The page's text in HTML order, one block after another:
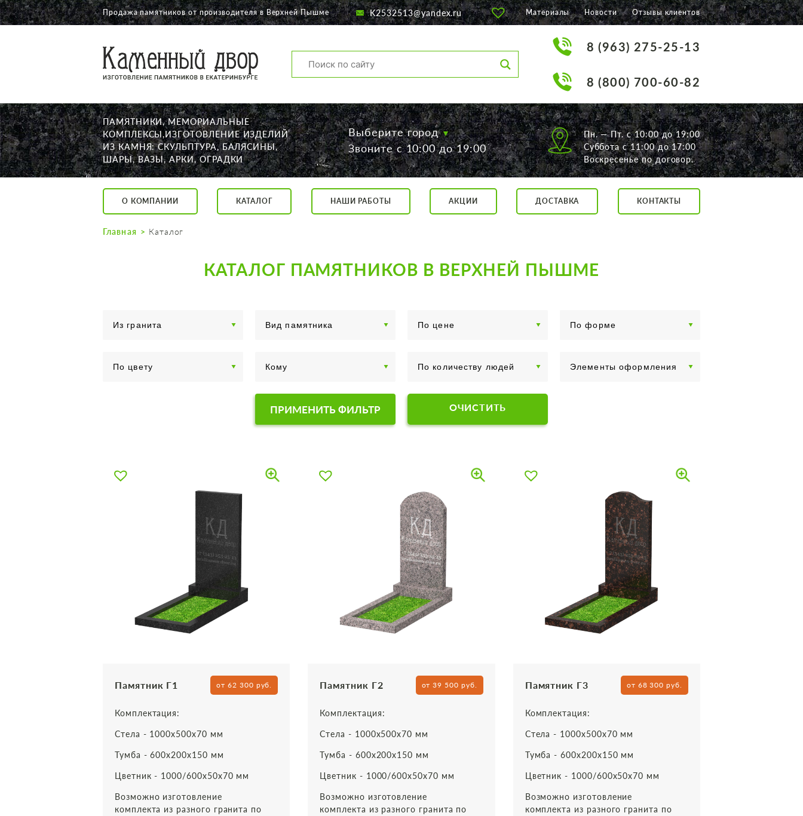
О КОМПАНИИ
КАТАЛОГ
НАШИ РАБОТЫ
АКЦИИ
ДОСТАВКА
КОНТАКТЫ
K2532513@yandex.ru
Екатеринбург, Щорса, 56
Продажа памятников от производителя в Верхней Пышме K2532513@yandex.ru Материалы Новости Отзывы клиентов
8 (963) 275-25-13
8 (800) 700-60-82
ПАМЯТНИКИ, МЕМОРИАЛЬНЫЕ
КОМПЛЕКСЫ,ИЗГОТОВЛЕНИЕ ИЗДЕЛИЙ
ИЗ КАМНЯ: СКУЛЬПТУРА, БАЛЯСИНЫ,
ШАРЫ, ВАЗЫ, АРКИ, ОГРАДКИ
Выберите город
Звоните с 10:00 до 19:00
Пн. — Пт. с 10:00 до 19:00
Суббота с 11:00 до 17:00
Воскресенье по договор.
О КОМПАНИИ КАТАЛОГ НАШИ РАБОТЫ АКЦИИ ДОСТАВКА КОНТАКТЫ
Главная Каталог
КАТАЛОГ ПАМЯТНИКОВ В ВЕРХНЕЙ ПЫШМЕ
ПРИМЕНИТЬ ФИЛЬТР ОЧИСТИТЬ
Памятник Г1 от 62 300 руб.
Комплектация:
Стела - 1000х500х70 мм
Тумба - 600х200х150 мм
Цветник - 1000/600х50х70 мм
Возможно изготовление
комплекта из разного гранита по
Памятник Г2 от 39 500 руб.
Комплектация:
Стела - 1000х500х70 мм
Тумба - 600х200х150 мм
Цветник - 1000/600х50х70 мм
Возможно изготовление
комплекта из разного гранита по
Памятник Г3 от 68 300 руб.
Комплектация:
Стела - 1000х500х70 мм
Тумба - 600х200х150 мм
Цветник - 1000/600х50х70 мм
Возможно изготовление
комплекта из разного гранита по